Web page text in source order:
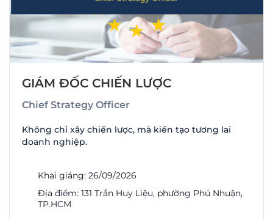
GIÁM ĐỐC CHIẾN LƯỢC
Chief Strategy Officer
Không chỉ xây chiến lược, mà kiến tạo tương lai
doanh nghiệp.
Khai giảng: 26/09/2026
Địa điểm: 131 Trần Huy Liệu, phường Phú Nhuận,
TP.HCM